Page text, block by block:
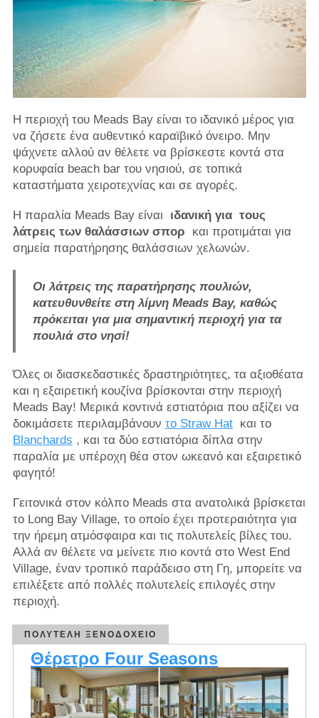
Η περιοχή του Meads Bay είναι το ιδανικό μέρος για
να ζήσετε ένα αυθεντικό καραϊβικό όνειρο. Μην
ψάχνετε αλλού αν θέλετε να βρίσκεστε κοντά στα
κορυφαία beach bar του νησιού, σε τοπικά
καταστήματα χειροτεχνίας και σε αγορές.
Η παραλία Meads Bay είναι ιδανική για τους
λάτρεις των θαλάσσιων σπορ και προτιμάται για
σημεία παρατήρησης θαλάσσιων χελωνών.
Οι λάτρεις της παρατήρησης πουλιών,
κατευθυνθείτε στη λίμνη Meads Bay, καθώς
πρόκειται για μια σημαντική περιοχή για τα
πουλιά στο νησί!
Όλες οι διασκεδαστικές δραστηριότητες, τα αξιοθέατα
και η εξαιρετική κουζίνα βρίσκονται στην περιοχή
Meads Bay! Μερικά κοντινά εστιατόρια που αξίζει να
δοκιμάσετε περιλαμβάνουν το Straw Hatκαι το
Blanchards , και τα δύο εστιατόρια δίπλα στην
παραλία με υπέροχη θέα στον ωκεανό και εξαιρετικό
φαγητό!
Γειτονικά στον κόλπο Meads στα ανατολικά βρίσκεται
το Long Bay Village, το οποίο έχει προτεραιότητα για
την ήρεμη ατμόσφαιρα και τις πολυτελείς βίλες του.
Αλλά αν θέλετε να μείνετε πιο κοντά στο West End
Village, έναν τροπικό παράδεισο στη Γη, μπορείτε να
επιλέξετε από πολλές πολυτελείς επιλογές στην
περιοχή.
ΠΟΛΥΤΕΛΉ ΞΕΝΟΔΟΧΕΊΟ
Θέρετρο Four Seasons